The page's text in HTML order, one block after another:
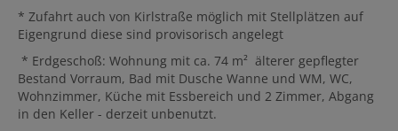
* Zufahrt auch von Kirlstraße möglich mit Stellplätzen auf
Eigengrund diese sind provisorisch angelegt
* Erdgeschoß: Wohnung mit ca. 74 m² älterer gepflegter
Bestand Vorraum, Bad mit Dusche Wanne und WM, WC,
Wohnzimmer, Küche mit Essbereich und 2 Zimmer, Abgang
in den Keller - derzeit unbenutzt.